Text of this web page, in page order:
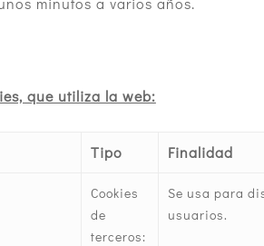
que utiliza la web:
Tipo Finalidad
Cookies
de
terceros:
Se usa para
usuarios.